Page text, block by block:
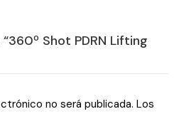
Shot PDRN Lifting
no será publicada. Los